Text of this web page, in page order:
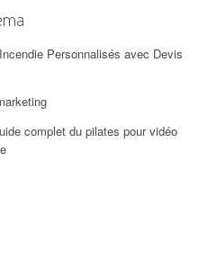
Personnalisés avec Devis
complet du pilates pour vidéo